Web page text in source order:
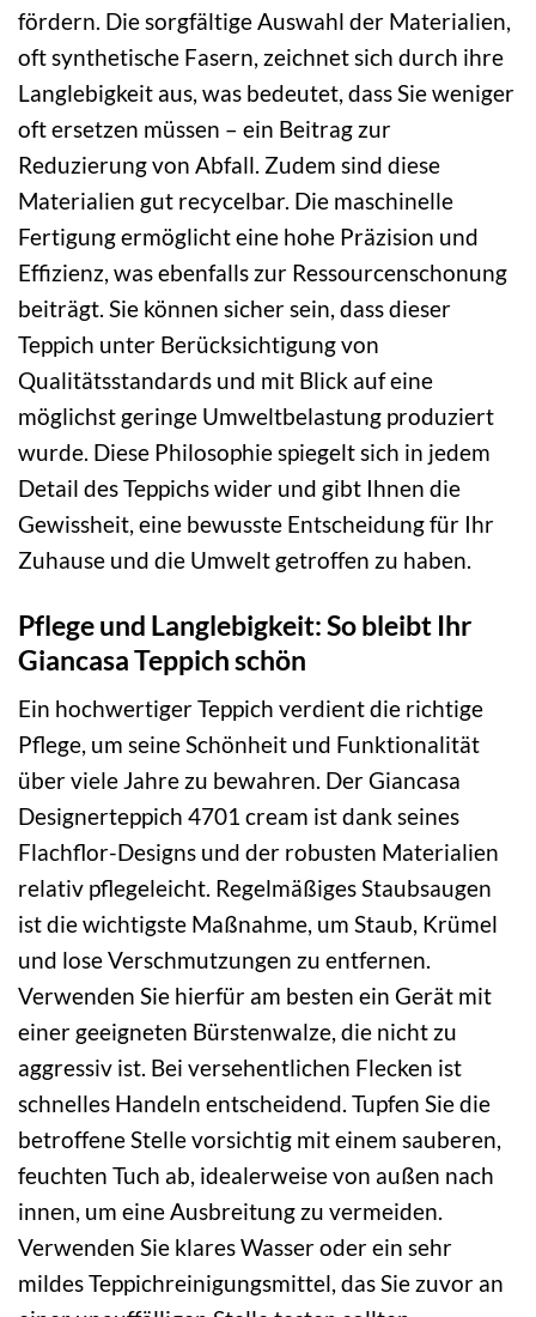
fördern. Die sorgfältige Auswahl der Materialien,
oft synthetische Fasern, zeichnet sich durch ihre
Langlebigkeit aus, was bedeutet, dass Sie weniger
oft ersetzen müssen – ein Beitrag zur
Reduzierung von Abfall. Zudem sind diese
Materialien gut recycelbar. Die maschinelle
Fertigung ermöglicht eine hohe Präzision und
Effizienz, was ebenfalls zur Ressourcenschonung
beiträgt. Sie können sicher sein, dass dieser
Teppich unter Berücksichtigung von
Qualitätsstandards und mit Blick auf eine
möglichst geringe Umweltbelastung produziert
wurde. Diese Philosophie spiegelt sich in jedem
Detail des Teppichs wider und gibt Ihnen die
Gewissheit, eine bewusste Entscheidung für Ihr
Zuhause und die Umwelt getroffen zu haben.
Pflege und Langlebigkeit: So bleibt Ihr
Giancasa Teppich schön
Ein hochwertiger Teppich verdient die richtige
Pflege, um seine Schönheit und Funktionalität
über viele Jahre zu bewahren. Der Giancasa
Designerteppich 4701 cream ist dank seines
Flachflor-Designs und der robusten Materialien
relativ pflegeleicht. Regelmäßiges Staubsaugen
ist die wichtigste Maßnahme, um Staub, Krümel
und lose Verschmutzungen zu entfernen.
Verwenden Sie hierfür am besten ein Gerät mit
einer geeigneten Bürstenwalze, die nicht zu
aggressiv ist. Bei versehentlichen Flecken ist
schnelles Handeln entscheidend. Tupfen Sie die
betroffene Stelle vorsichtig mit einem sauberen,
feuchten Tuch ab, idealerweise von außen nach
innen, um eine Ausbreitung zu vermeiden.
Verwenden Sie klares Wasser oder ein sehr
mildes Teppichreinigungsmittel, das Sie zuvor an